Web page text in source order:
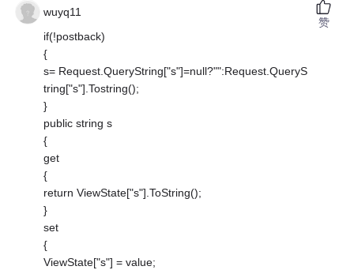
wuyq11
if(!postback)
{
s= Request.QueryString["s"]=null?"":Request.QueryS
tring["s"].Tostring();
}
public string s
{
get
{
return ViewState["s"].ToString();
}
set
{
ViewState["s"] = value;
赞